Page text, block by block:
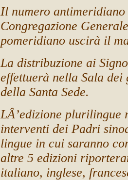
Il numero
Congregazione
pomeridiano uscirà il
La distribuzione ai
effettuerà nella Sala
della Santa Sede.
LÂ’edizione
interventi dei Padri
lingue in cui saranno
altre 5 edizioni
italiano, inglese,